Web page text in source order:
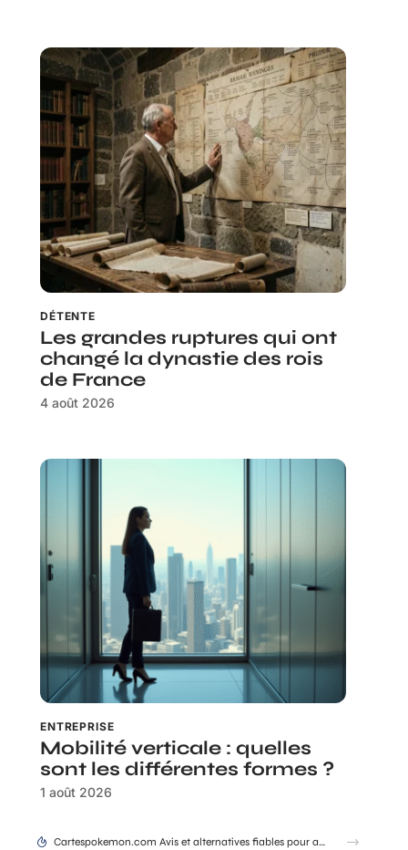
DÉTENTE
Les grandes ruptures qui ont
changé la dynastie des rois
de France
4 août 2026
ENTREPRISE
Mobilité verticale : quelles
sont les différentes formes ?
1 août 2026
Cartespokemon.com Avis et alternatives fiables pour acheter vos cartes